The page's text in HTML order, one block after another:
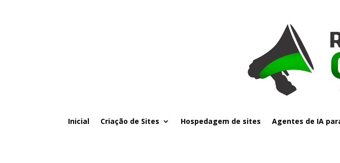
Inicial Criação de Sites Hospedagem de sites Agentes de IA